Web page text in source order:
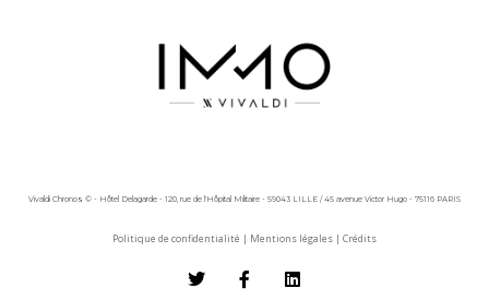
Vivaldi Chronos © - Hôtel Delagarde - 120, rue de l'Hôpital Militaire - 59043 LILLE / 45 avenue Victor Hugo - 75116 PARIS
Politique de confidentialité | Mentions légales | Crédits